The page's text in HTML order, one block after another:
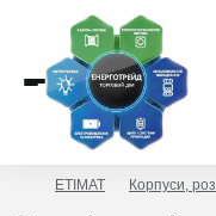
ETIMAT Корпуси,